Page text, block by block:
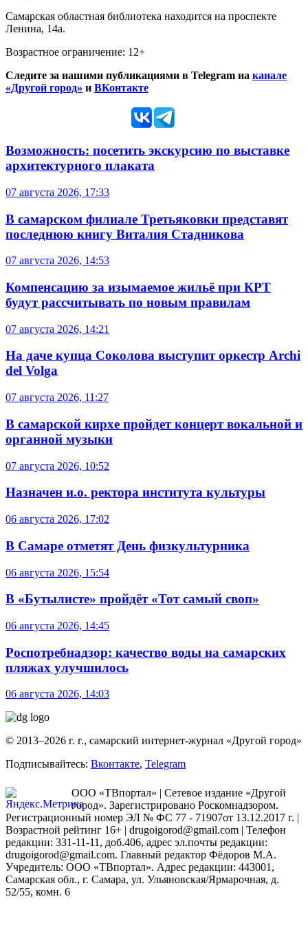
Самарская областная библиотека находится на проспекте
Ленина, 14а.
Возрастное ограничение: 12+
Следите за нашими публикациями в Telegram на канале
«Другой город» и ВКонтакте
Возможность: посетить экскурсию по выставке
архитектурного плаката
07 августа 2026, 17:33
В самарском филиале Третьяковки представят
последнюю книгу Виталия Стадникова
07 августа 2026, 14:53
Компенсацию за изымаемое жильё при КРТ
будут рассчитывать по новым правилам
07 августа 2026, 14:21
На даче купца Соколова выступит оркестр Archi
del Volga
07 августа 2026, 11:27
В самарской кирхе пройдет концерт вокальной и
органной музыки
07 августа 2026, 10:52
Назначен и.о. ректора института культуры
06 августа 2026, 17:02
В Самаре отметят День физкультурника
06 августа 2026, 15:54
В «Бутылисте» пройдёт «Тот самый своп»
06 августа 2026, 14:45
Роспотребнадзор: качество воды на самарских
пляжах улучшилось
06 августа 2026, 14:03
© 2013–2026 г. г., самарский интернет-журнал «Другой город»
Подписывайтесь: Вконтакте, Telegram
ООО «ТВпортал» | Сетевое издание «Другой
город». Зарегистрировано Роскомнадзором.
Регистрационный номер ЭЛ № ФС 77 - 71907от 13.12.2017 г. |
Возрастной рейтинг 16+ | drugoigorod@gmail.com | Телефон
редакции: 331-11-11, доб.406, адрес эл.почты редакции:
drugoigorod@gmail.com. Главный редактор Фёдоров М.А.
Учредитель: ООО «ТВпортал». Адрес редакции: 443001,
Самарская обл., г. Самара, ул. Ульяновская/Ярмарочная, д.
52/55, комн. 6